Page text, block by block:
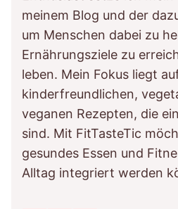
meinem Blog und der
um Menschen dabei zu
Ernährungsziele zu
leben. Mein Fokus liegt
kinderfreundlichen,
veganen Rezepten, die
sind. Mit FitTasteTic
gesundes Essen und
Alltag integriert werden